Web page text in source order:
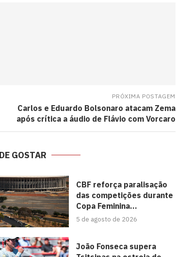
PRÓXIMA POSTAGEM
Carlos e Eduardo Bolsonaro atacam Zema
após crítica a áudio de Flávio com Vorcaro
GOSTAR
CBF reforça paralisação
das competições durante
Copa Feminina...
5 de agosto de 2026
João Fonseca supera